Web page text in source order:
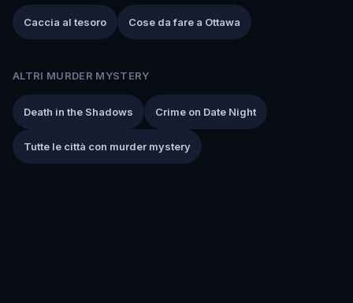
Caccia al tesoro Cose da fare a Ottawa
ALTRI MURDER MYSTERY
Death in the Shadows Crime on Date Night
Tutte le città con murder mystery